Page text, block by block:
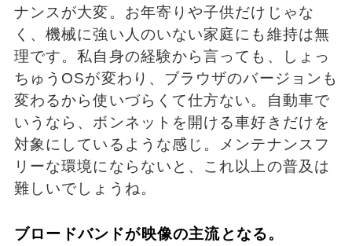
ナンスが大変。お年寄りや子供だけじゃな
く、機械に強い人のいない家庭にも維持は無
理です。私自身の経験から言っても、しょっ
ちゅうOSが変わり、ブラウザのバージョンも
変わるから使いづらくて仕方ない。自動車で
いうなら、ボンネットを開ける車好きだけを
対象にしているような感じ。メンテナンスフ
リーな環境にならないと、これ以上の普及は
難しいでしょうね。
ブロードバンドが映像の主流となる。